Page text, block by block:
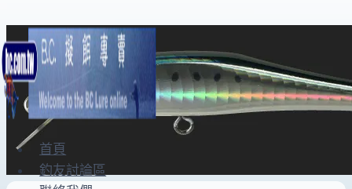
Skip
to
content
首頁
釣友討論區